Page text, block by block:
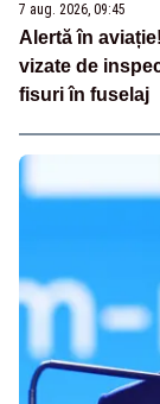
7 aug. 2026, 09:45
Alertă în
vizate de
fisuri în fuselaj